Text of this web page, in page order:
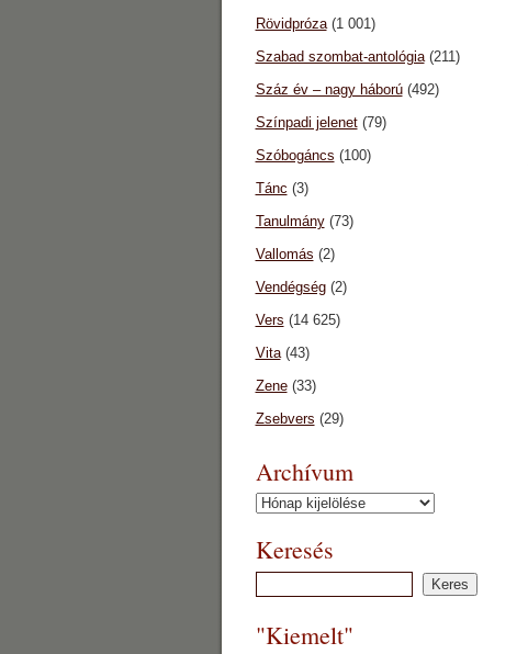
Rövidpróza(1 001)
Szabad szombat-antológia(211)
Száz év – nagy háború(492)
Színpadi jelenet(79)
Szóbogáncs (100)
Tánc (3)
Tanulmány(73)
Vallomás (2)
Vendégség(2)
Vers (14 625)
Vita(43)
Zene(33)
Zsebvers (29)
Archívum
Archívum
Keresés
"Kiemelt"